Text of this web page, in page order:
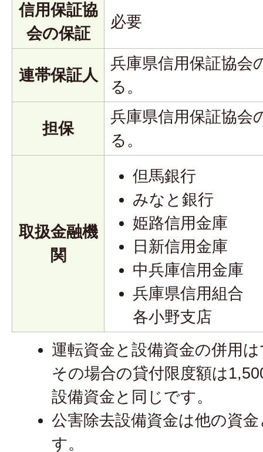
信用保証協
会の保証
必要
連帯保証人
兵庫県信用保証協会
る。
担保
兵庫県信用保証協会
る。
取扱金融機
関
但馬銀行
みなと銀行
姫路信用金庫
日新信用金庫
中兵庫信用金庫
兵庫県信用組合
各小野支店
運転資金と設備資金の併用
その場合の貸付限度額は
設備資金と同じです。
公害除去設備資金は他の資
す。